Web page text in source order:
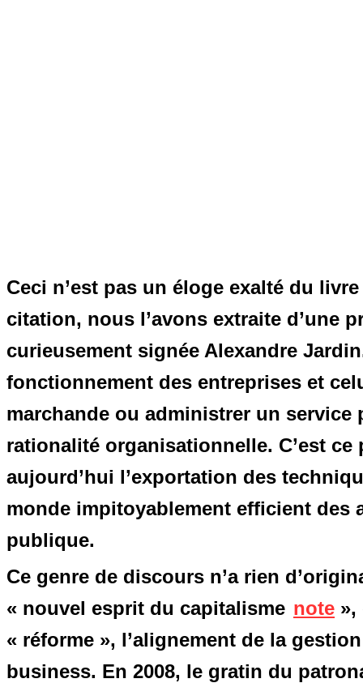
Ceci n’est pas un éloge exalté du
citation, nous l’avons extraite d’une
curieusement signée Alexandre
fonctionnement des entreprises et
marchande ou administrer un service
rationalité organisationnelle. C’est
aujourd’hui l’exportation des
monde impitoyablement efficient des
publique.
Ce genre de discours n’a rien
« nouvel esprit du capitalisme note »,
« réforme », l’alignement de la
business. En 2008, le gratin du